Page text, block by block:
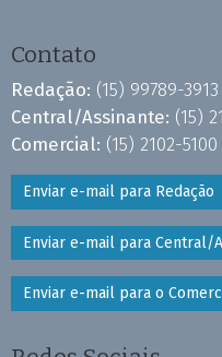
Contato
Redação: (15) 99789-3913
Central/Assinante: (15)
Comercial: (15) 2102-
Enviar e-mail para Redação
Enviar e-mail para Central/
Enviar e-mail para o